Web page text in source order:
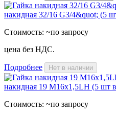
накидная 32/16 G3/4&quot; (5
Стоимость: ~по запросу
цена без НДС.
Подробнее Нет в наличии
накидная 19 М16х1,5LH (5 шт
Стоимость: ~по запросу